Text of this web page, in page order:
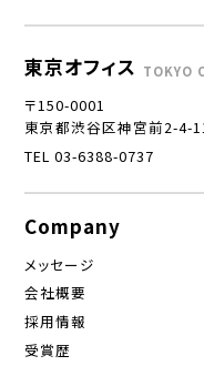
東京オフィス TOKYO
〒150-0001
東京都渋谷区神宮前2-4-
TEL 03-6388-0737
Company
メッセージ
会社概要
採用情報
受賞歴